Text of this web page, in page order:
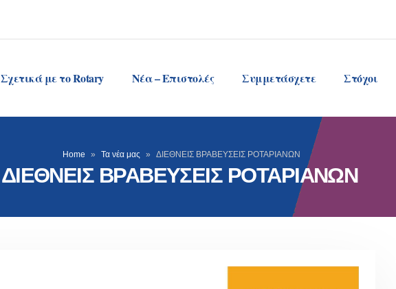
Σχετικά με το Rotary Νέα – Επιστολές Συμμετάσχετε Στόχοι
Home » Τα νέα μας » ΔΙΕΘΝΕΙΣ ΒΡΑΒΕΥΣΕΙΣ ΡΟΤΑΡΙΑΝΩΝ
ΔΙΕΘΝΕΙΣ ΒΡΑΒΕΥΣΕΙΣ ΡΟΤΑΡΙΑΝΩΝ